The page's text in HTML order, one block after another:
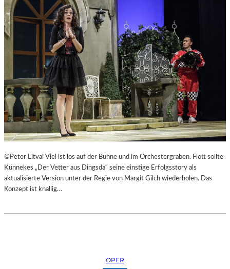
©Peter Litvai Viel ist los auf der Bühne und im Orchestergraben. Flott sollte
Künnekes „Der Vetter aus Dingsda“ seine einstige Erfolgsstory als
aktualisierte Version unter der Regie von Margit Gilch wiederholen. Das
Konzept ist knallig…
OPER